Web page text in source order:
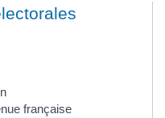
française